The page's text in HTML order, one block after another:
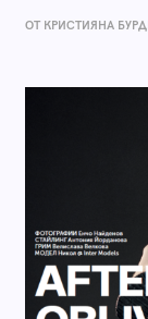
ОТ КРИСТИЯНА